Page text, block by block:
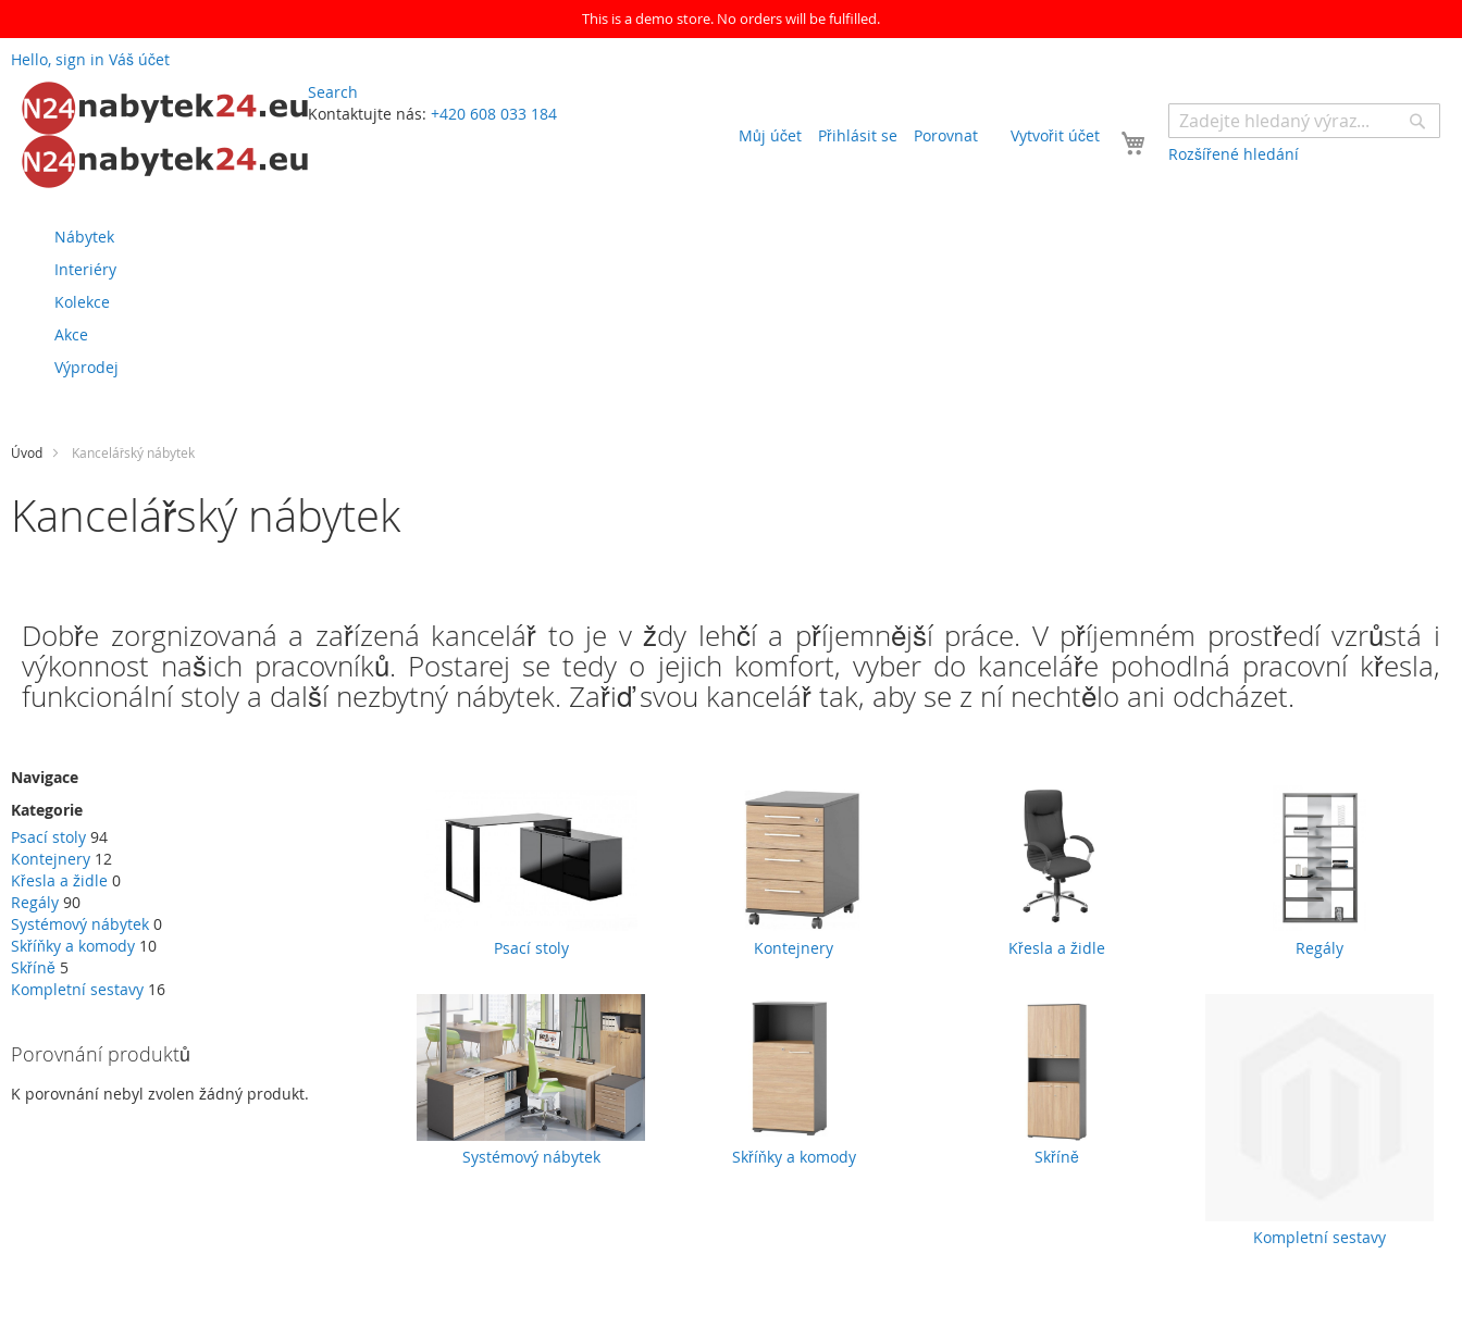
This is a demo store. No orders will be fulfilled.
Hello, sign in Váš účet
Search
Rozšířené hledání
Kontaktujte nás: +420 608 033 184
Váš košík
Můj účet Přihlásit se Porovnat Vytvořit účet
na
obsah
Nábytek
Interiéry
Kolekce
Akce
Výprodej
Úvod Kancelářský nábytek
Kancelářský nábytek
Dobře zorgnizovaná a zařízená kancelář to je v ždy lehčí a příjemnější práce. V příjemném prostředí vzrůstá i
výkonnost našich pracovníků. Postarej se tedy o jejich komfort, vyber do kanceláře pohodlná pracovní křesla,
funkcionální stoly a další nezbytný nábytek. Zařiď svou kancelář tak, aby se z ní nechtělo ani odcházet.
Psací stoly Kontejnery Křesla a židle Regály
Systémový nábytek Skříňky a komody Skříně
Kompletní sestavy
Navigace
Kategorie
Psací stoly 94
Kontejnery 12
Křesla a židle 0
Regály 90
Systémový nábytek 0
Skříňky a komody 10
Skříně 5
Kompletní sestavy 16
Porovnání produktů
K porovnání nebyl zvolen žádný produkt.